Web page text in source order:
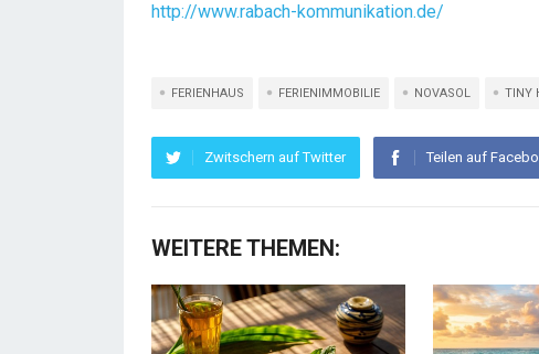
http://www.rabach-kommunikation.de/
FERIENHAUS FERIENIMMOBILIE NOVASOL TINY
Zwitschern auf Twitter Teilen auf
WEITERE THEMEN: